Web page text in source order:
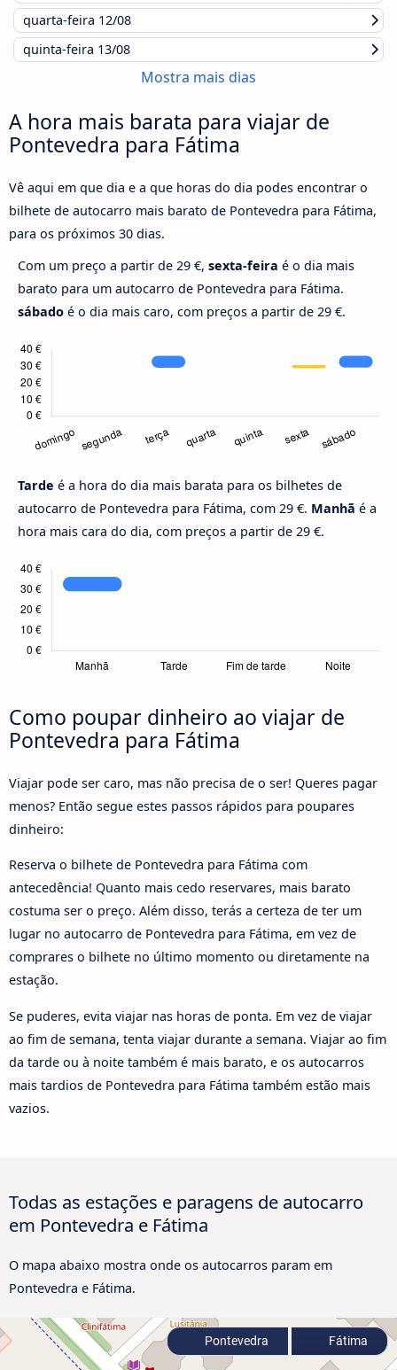
quarta-feira 12/08
quinta-feira 13/08
Mostra mais dias
A hora mais barata para viajar de
Pontevedra para Fátima
Vê aqui em que dia e a que horas do dia podes encontrar o
bilhete de autocarro mais barato de Pontevedra para Fátima,
para os próximos 30 dias.
Com um preço a partir de 29 €, sexta-feira é o dia mais
barato para um autocarro de Pontevedra para Fátima.
sábado é o dia mais caro, com preços a partir de 29 €.
Tarde é a hora do dia mais barata para os bilhetes de
autocarro de Pontevedra para Fátima, com 29 €. Manhã é a
hora mais cara do dia, com preços a partir de 29 €.
Como poupar dinheiro ao viajar de
Pontevedra para Fátima
Viajar pode ser caro, mas não precisa de o ser! Queres pagar
menos? Então segue estes passos rápidos para poupares
dinheiro:
Reserva o bilhete de Pontevedra para Fátima com
antecedência! Quanto mais cedo reservares, mais barato
costuma ser o preço. Além disso, terás a certeza de ter um
lugar no autocarro de Pontevedra para Fátima, em vez de
comprares o bilhete no último momento ou diretamente na
estação.
Se puderes, evita viajar nas horas de ponta. Em vez de viajar
ao fim de semana, tenta viajar durante a semana. Viajar ao fim
da tarde ou à noite também é mais barato, e os autocarros
mais tardios de Pontevedra para Fátima também estão mais
vazios.
Todas as estações e paragens de autocarro
em Pontevedra e Fátima
O mapa abaixo mostra onde os autocarros param em
Pontevedra e Fátima.
Pontevedra Fátima